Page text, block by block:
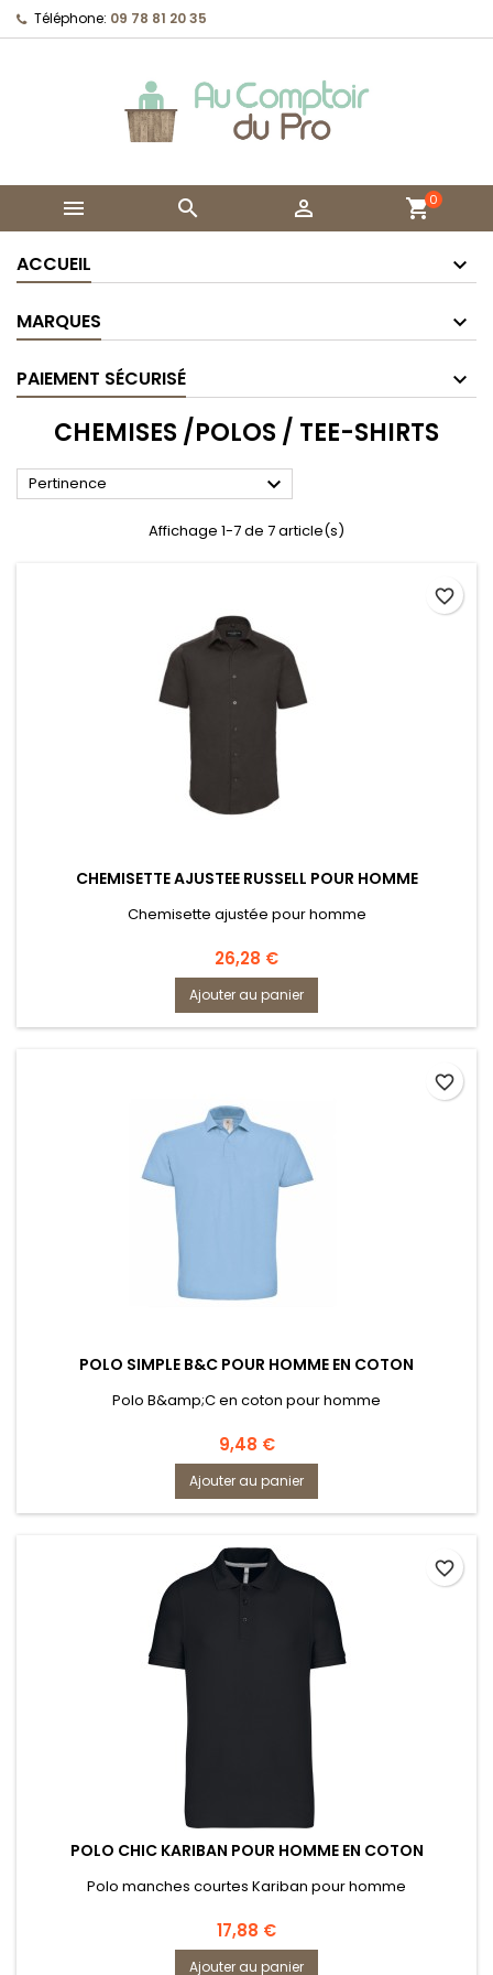
Téléphone: 09 78 81 20 35
   shopping_cart0
ACCUEIL
MARQUES
PAIEMENT SÉCURISÉ
CHEMISES /POLOS / TEE-SHIRTS
Pertinence 
Affichage 1-7 de 7 article(s)
CHEMISETTE AJUSTEE RUSSELL POUR HOMME
Chemisette ajustée pour homme
Prix
26,28 €
Ajouter au panier
favorite_border
POLO SIMPLE B&C POUR HOMME EN COTON
Polo B&amp;C en coton pour homme
Prix
9,48 €
Ajouter au panier
favorite_border
POLO CHIC KARIBAN POUR HOMME EN COTON
Polo manches courtes Kariban pour homme
Prix
17,88 €
Ajouter au panier
favorite_border